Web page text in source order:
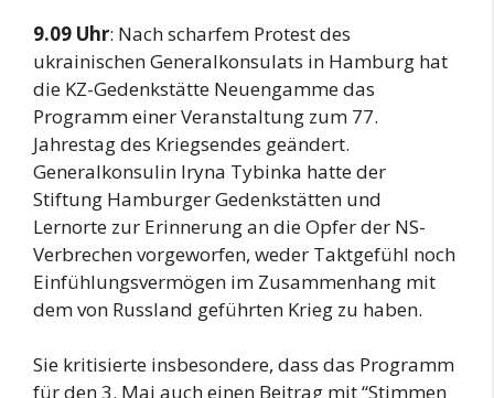
9.09 Uhr: Nach scharfem Protest des
ukrainischen Generalkonsulats in Hamburg hat
die KZ-Gedenkstätte Neuengamme das
Programm einer Veranstaltung zum 77.
Jahrestag des Kriegsendes geändert.
Generalkonsulin Iryna Tybinka hatte der
Stiftung Hamburger Gedenkstätten und
Lernorte zur Erinnerung an die Opfer der NS-
Verbrechen vorgeworfen, weder Taktgefühl noch
Einfühlungsvermögen im Zusammenhang mit
dem von Russland geführten Krieg zu haben.
Sie kritisierte insbesondere, dass das Programm
für den 3. Mai auch einen Beitrag mit “Stimmen